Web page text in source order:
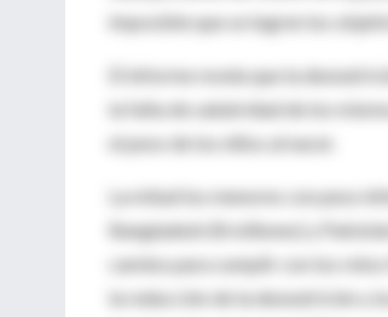
imposible que se logren los
El informe revela que la
la falta de salubridad de los
el peso de los niños al nacer.
La mitad los menores con peso
Bangladesh (8 millones) y
camino para cumplir con los
la reducción de la desnutrición y